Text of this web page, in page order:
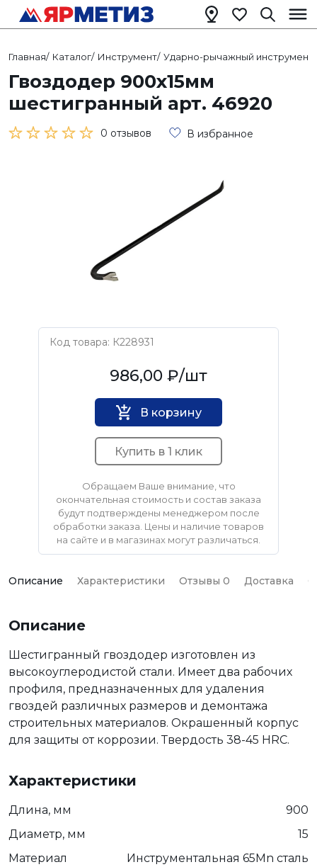
Главная/ Каталог/ Инструмент/ Ударно-рычажный инструмент
Гвоздодер 900х15мм
шестигранный арт. 46920
0 отзывов В избранное
Код товара: К228931
986,00 ₽/шт
В корзину
Купить в 1 клик
Обращаем Ваше внимание, что
окончательная стоимость и состав заказа
будут подтверждены менеджером после
обработки заказа. Цены и наличие товаров
на сайте и в магазинах могут различаться.
Описание Характеристики Отзывы 0 Доставка
Описание
Шестигранный гвоздодер изготовлен из
высокоуглеродистой стали. Имеет два рабочих
профиля, предназначенных для удаления
гвоздей различных размеров и демонтажа
строительных материалов. Окрашенный корпус
для защиты от коррозии. Твердость 38-45 HRC.
Характеристики
Длина, мм
900
Диаметр, мм
15
Материал
Инструментальная 65Mn сталь